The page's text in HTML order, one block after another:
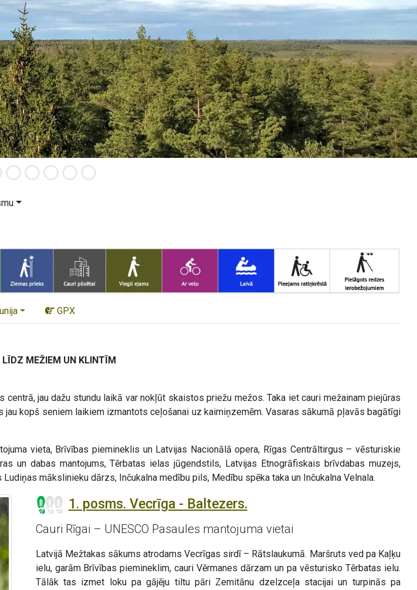
GPX
MEŽIEM UN KLINTĪM
jau dažu stundu laikā var nokļūt skaistos priežu mežos. Taka iet cauri mežainam piejūras
jau kopš seniem laikiem izmantots ceļošanai uz kaimiņzemēm. Vasaras sākumā pļavās bagātīgi
vieta, Brīvības piemineklis un Latvijas Nacionālā opera, Rīgas Centrāltirgus – vēsturiskie
un dabas mantojums, Tērbatas ielas jūgendstils, Latvijas Etnogrāfiskais brīvdabas muzejs,
mākslinieku dārzs, Inčukalna medību pils, Medību spēka taka un Inčukalna Velnala.
1. posms. Vecrīga - Baltezers.
Cauri Rīgai – UNESCO Pasaules mantojuma vietai
Latvijā Mežtakas sākums atrodams Vecrīgas sirdī – Rātslaukumā. Maršruts ved pa Kaļķu
ielu, garām Brīvības piemineklim, cauri Vērmanes dārzam un pa vēsturisko Tērbatas ielu.
Tālāk tas izmet loku pa gājēju tiltu pāri Zemitānu dzelzceļa stacijai un turpinās pa